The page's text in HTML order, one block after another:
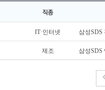
IT·인터넷 삼성SDS
제조 삼성SDS